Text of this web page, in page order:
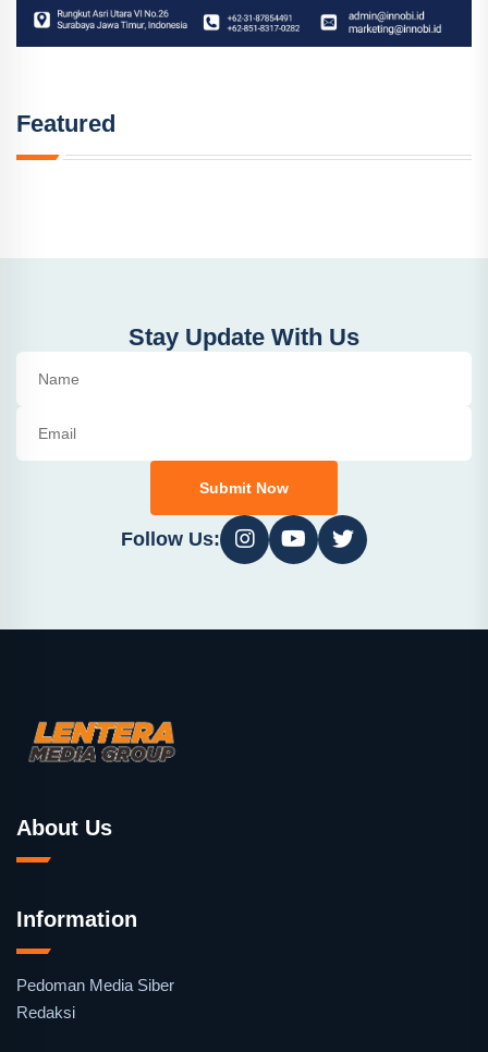
Featured
Stay Update With Us
Submit Now
Follow Us:
About Us
Information
Pedoman Media Siber
Redaksi